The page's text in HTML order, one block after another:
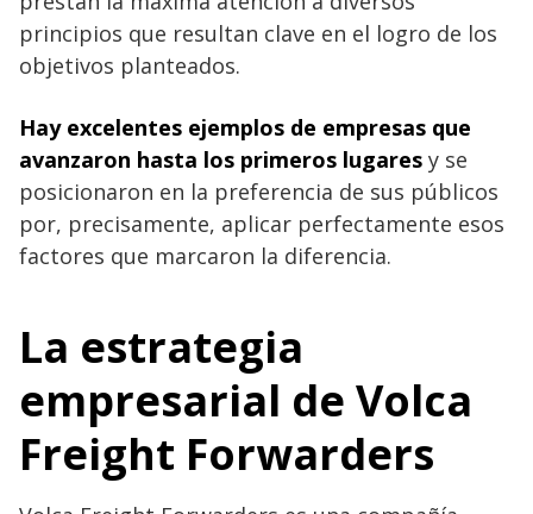
principios que resultan clave en el logro de los
objetivos planteados.
Hay excelentes ejemplos de empresas que
avanzaron hasta los primeros lugares y se
posicionaron en la preferencia de sus públicos
por, precisamente, aplicar perfectamente esos
factores que marcaron la diferencia.
La estrategia
empresarial de Volca
Freight Forwarders